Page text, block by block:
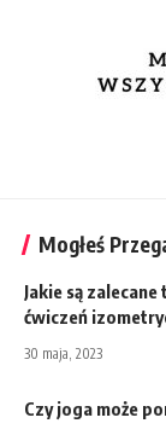
Mogłeś
Jakie są
ćwiczeń
30 maja, 2023
Czy joga może